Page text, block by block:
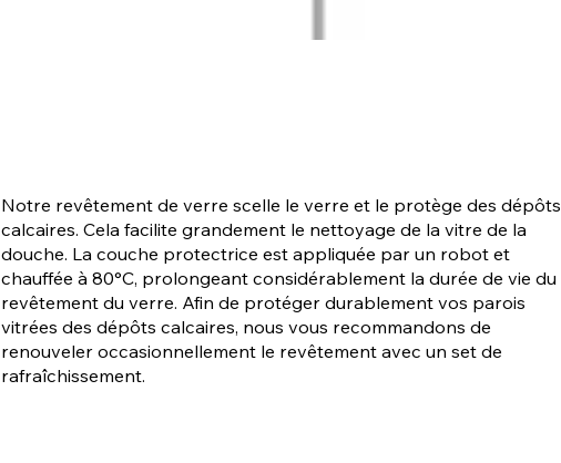
Notre revêtement de verre scelle le verre et le protège des dépôts
calcaires. Cela facilite grandement le nettoyage de la vitre de la
douche. La couche protectrice est appliquée par un robot et
chauffée à 80°C, prolongeant considérablement la durée de vie du
revêtement du verre. Afin de protéger durablement vos parois
vitrées des dépôts calcaires, nous vous recommandons de
renouveler occasionnellement le revêtement avec un set de
rafraîchissement.